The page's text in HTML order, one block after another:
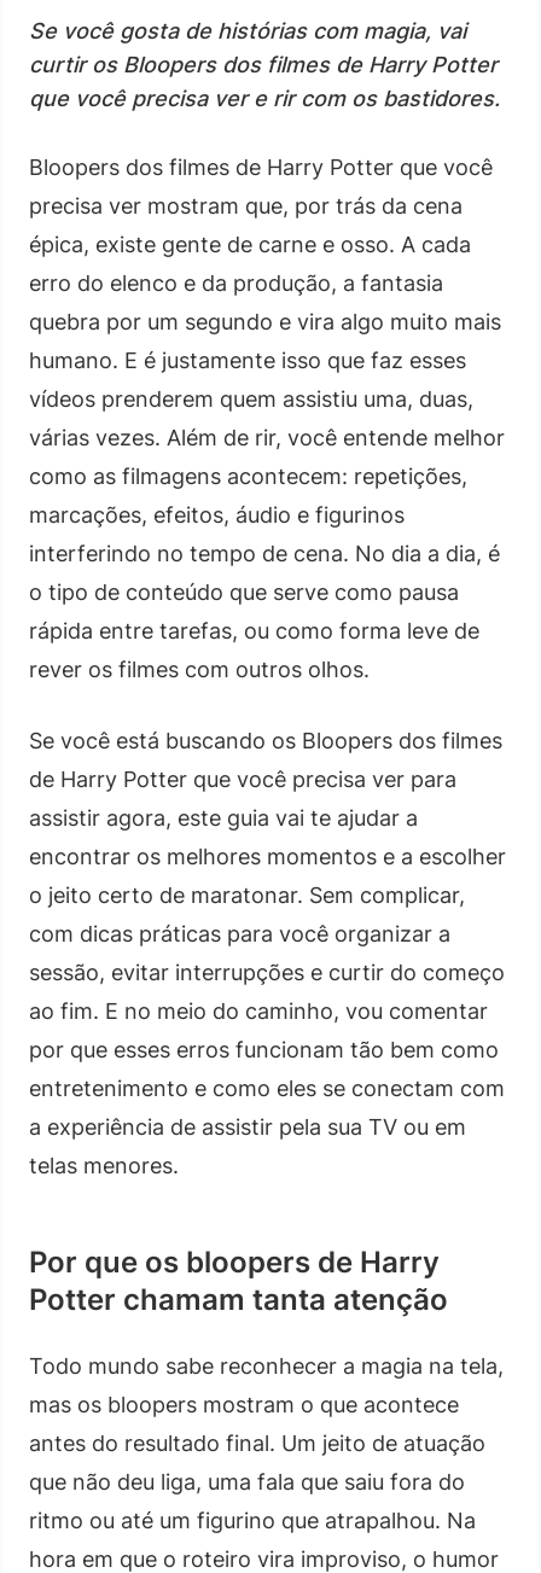
Se você gosta de histórias com magia, vai
curtir os Bloopers dos filmes de Harry Potter
que você precisa ver e rir com os bastidores.
Bloopers dos filmes de Harry Potter que você
precisa ver mostram que, por trás da cena
épica, existe gente de carne e osso. A cada
erro do elenco e da produção, a fantasia
quebra por um segundo e vira algo muito mais
humano. E é justamente isso que faz esses
vídeos prenderem quem assistiu uma, duas,
várias vezes. Além de rir, você entende melhor
como as filmagens acontecem: repetições,
marcações, efeitos, áudio e figurinos
interferindo no tempo de cena. No dia a dia, é
o tipo de conteúdo que serve como pausa
rápida entre tarefas, ou como forma leve de
rever os filmes com outros olhos.
Se você está buscando os Bloopers dos filmes
de Harry Potter que você precisa ver para
assistir agora, este guia vai te ajudar a
encontrar os melhores momentos e a escolher
o jeito certo de maratonar. Sem complicar,
com dicas práticas para você organizar a
sessão, evitar interrupções e curtir do começo
ao fim. E no meio do caminho, vou comentar
por que esses erros funcionam tão bem como
entretenimento e como eles se conectam com
a experiência de assistir pela sua TV ou em
telas menores.
Por que os bloopers de Harry
Potter chamam tanta atenção
Todo mundo sabe reconhecer a magia na tela,
mas os bloopers mostram o que acontece
antes do resultado final. Um jeito de atuação
que não deu liga, uma fala que saiu fora do
ritmo ou até um figurino que atrapalhou. Na
hora em que o roteiro vira improviso, o humor